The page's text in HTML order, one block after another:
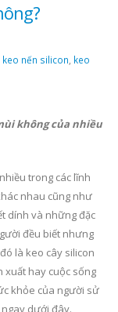
keo nến silicon, keo
không của nhiều
trong các lĩnh
nhau cũng như
dính và những đặc
đều biết nhưng
là keo cây silicon
xuất hay cuộc sống
khỏe của người sử
dưới đây.